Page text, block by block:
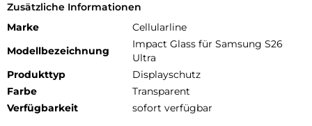
Zusätzliche Informationen
Marke
Cellularline
Modellbezeichnung
Impact Glass für Samsung S26
Ultra
Produkttyp
Displayschutz
Farbe
Transparent
Verfügbarkeit
sofort verfügbar